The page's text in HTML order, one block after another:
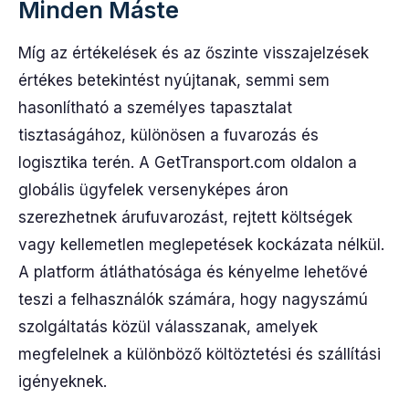
Minden Máste
Míg az értékelések és az őszinte visszajelzések
értékes betekintést nyújtanak, semmi sem
hasonlítható a személyes tapasztalat
tisztaságához, különösen a fuvarozás és
logisztika terén. A GetTransport.com oldalon a
globális ügyfelek versenyképes áron
szerezhetnek árufuvarozást, rejtett költségek
vagy kellemetlen meglepetések kockázata nélkül.
A platform átláthatósága és kényelme lehetővé
teszi a felhasználók számára, hogy nagyszámú
szolgáltatás közül válasszanak, amelyek
megfelelnek a különböző költöztetési és szállítási
igényeknek.